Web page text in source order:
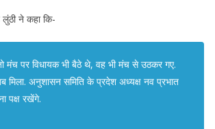
लुंठी ने कहा कि-
तो मंच पर विधायक भी बैठे थे, वह भी मंच से उठकर गए.
मिला. अनुशासन समिति के प्रदेश अध्यक्ष नव प्रभात
पक्ष रखेंगे.